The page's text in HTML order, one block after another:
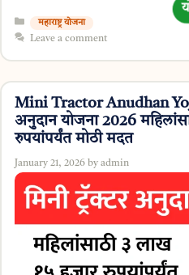
Categories
महाराष्ट्र योजना
Leave a comment
Mini Tractor Anudhan
अनुदान योजना 2026
रुपयांपर्यंत मोठी मदत
January 21, 2026 by admin